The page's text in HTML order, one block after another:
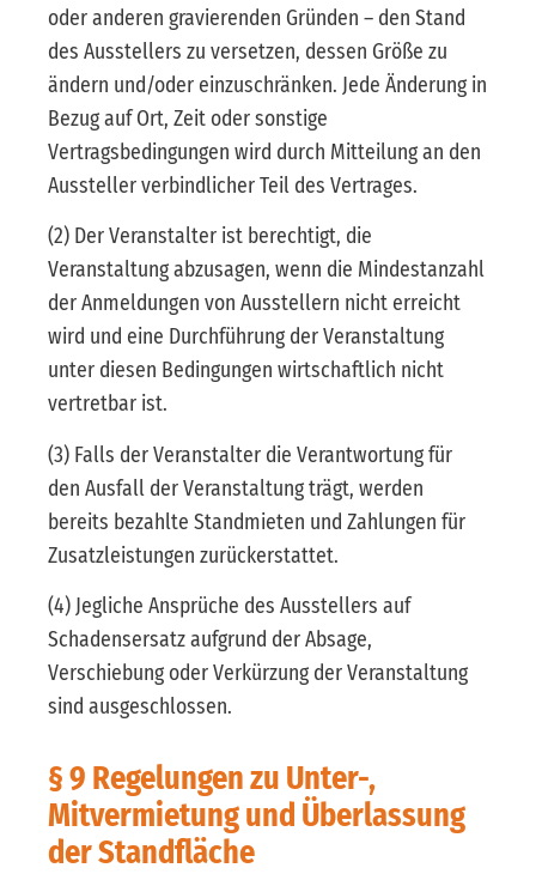
oder anderen gravierenden Gründen – den Stand
des Ausstellers zu versetzen, dessen Größe zu
ändern und/oder einzuschränken. Jede Änderung in
Bezug auf Ort, Zeit oder sonstige
Vertragsbedingungen wird durch Mitteilung an den
Aussteller verbindlicher Teil des Vertrages.
(2) Der Veranstalter ist berechtigt, die
Veranstaltung abzusagen, wenn die Mindestanzahl
der Anmeldungen von Ausstellern nicht erreicht
wird und eine Durchführung der Veranstaltung
unter diesen Bedingungen wirtschaftlich nicht
vertretbar ist.
(3) Falls der Veranstalter die Verantwortung für
den Ausfall der Veranstaltung trägt, werden
bereits bezahlte Standmieten und Zahlungen für
Zusatzleistungen zurückerstattet.
(4) Jegliche Ansprüche des Ausstellers auf
Schadensersatz aufgrund der Absage,
Verschiebung oder Verkürzung der Veranstaltung
sind ausgeschlossen.
§ 9 Regelungen zu Unter-,
Mitvermietung und Überlassung
der Standfläche